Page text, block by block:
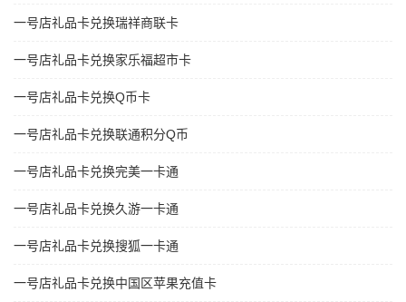
一号店礼品卡兑换瑞祥商联卡
一号店礼品卡兑换家乐福超市卡
一号店礼品卡兑换Q币卡
一号店礼品卡兑换联通积分Q币
一号店礼品卡兑换完美一卡通
一号店礼品卡兑换久游一卡通
一号店礼品卡兑换搜狐一卡通
一号店礼品卡兑换中国区苹果充值卡